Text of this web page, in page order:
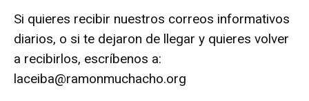
Si quieres recibir nuestros correos informativos
diarios, o si te dejaron de llegar y quieres volver
a recibirlos, escríbenos a:
laceiba@ramonmuchacho.org